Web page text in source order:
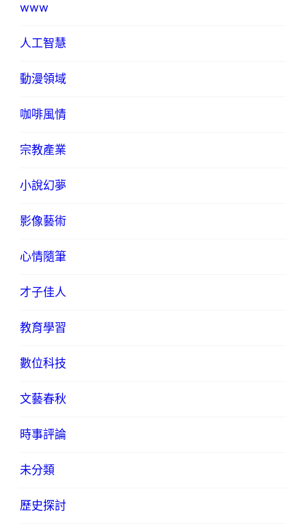
www
人工智慧
動漫領域
咖啡風情
宗教產業
小說幻夢
影像藝術
心情隨筆
才子佳人
教育學習
數位科技
文藝春秋
時事評論
未分類
歷史探討